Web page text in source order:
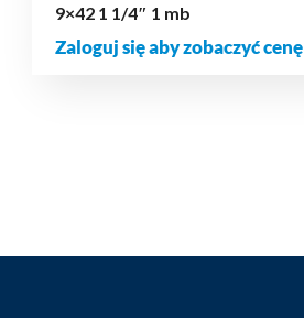
9×42 1 1/4″ 1 mb
Zaloguj się aby zobaczyć cenę